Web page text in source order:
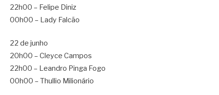
22h00 – Felipe Diniz
00h00 – Lady Falcão
22 de junho
20h00 – Cleyce Campos
22h00 – Leandro Pinga Fogo
00h00 – Thullio Milionário